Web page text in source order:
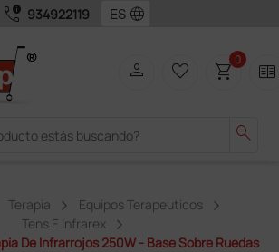
call_quality 934922119 language
search
person favorite_border shopping_cart0 two_pager
Terapia
Equipos Terapeuticos
Tens E Infrarex
De Infrarrojos 250W - Base Sobre Ruedas